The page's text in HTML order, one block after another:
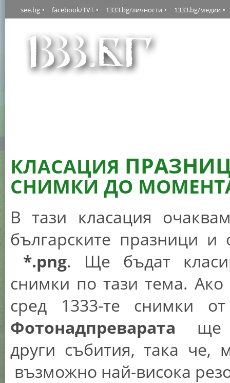
see.bg facebook/TVT 1333.bg/личности 1333.bg/медии
КЛАСАЦИЯ
СНИМКИ ДО
В тази класация
българските празници
*.png. Ще бъдат
снимки по тази тема.
сред 1333-те снимки
Фотонадпреварата ще
други събития, така
възможно най-висока